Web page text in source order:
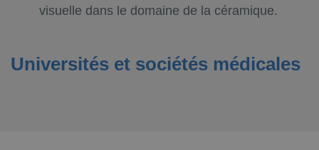
visuelle dans le domaine de la céramique.
Universités et sociétés médicales